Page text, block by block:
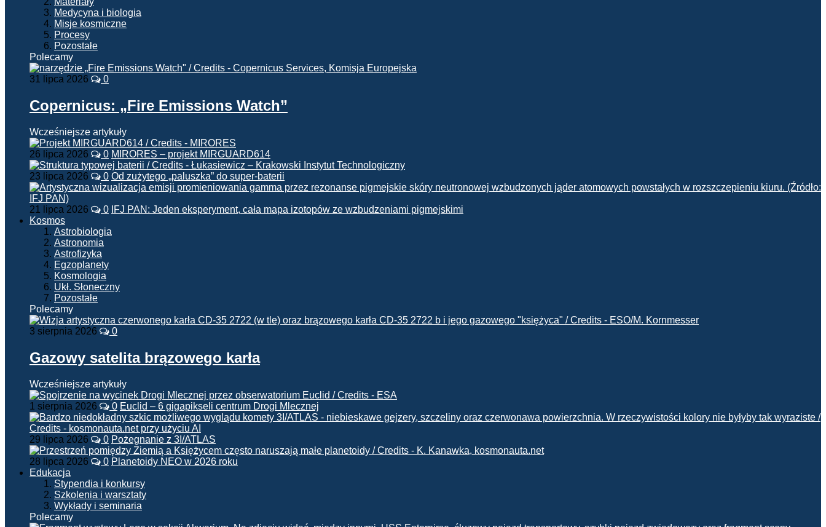
Medycyna i biologia
Misje kosmiczne
Procesy
Pozostałe
Polecamy
31 lipca 2026 0
Copernicus: „Fire Emissions Watch”
Wcześniejsze artykuły
26 lipca 2026 0 MIRORES – projekt MIRGUARD614
23 lipca 2026 0 Od zużytego „paluszka” do super-baterii
21 lipca 2026 0 IFJ PAN: Jeden eksperyment, cała mapa izotopów ze wzbudzeniami pigmejskimi
Kosmos
Astrobiologia
Astronomia
Astrofizyka
Egzoplanety
Kosmologia
Ukł. Słoneczny
Pozostałe
Polecamy
3 sierpnia 2026 0
Gazowy satelita brązowego karła
Wcześniejsze artykuły
1 sierpnia 2026 0 Euclid – 6 gigapikseli centrum Drogi Mlecznej
29 lipca 2026 0 Pożegnanie z 3I/ATLAS
28 lipca 2026 0 Planetoidy NEO w 2026 roku
Edukacja
Stypendia i konkursy
Szkolenia i warsztaty
Wykłady i seminaria
Polecamy